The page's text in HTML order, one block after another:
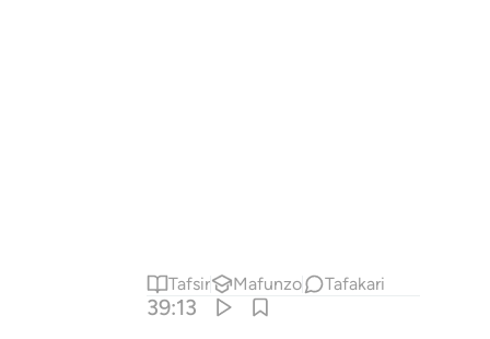
Tafsir Mafunzo Tafakari
39:13